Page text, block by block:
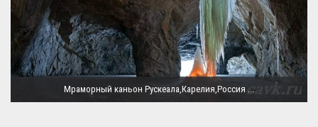
Мраморный каньон Рускеала,Карелия,Россия ...